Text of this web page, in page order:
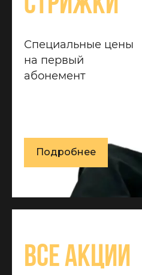
Специальные цены
на первый
абонемент
Подробнее
Все акции